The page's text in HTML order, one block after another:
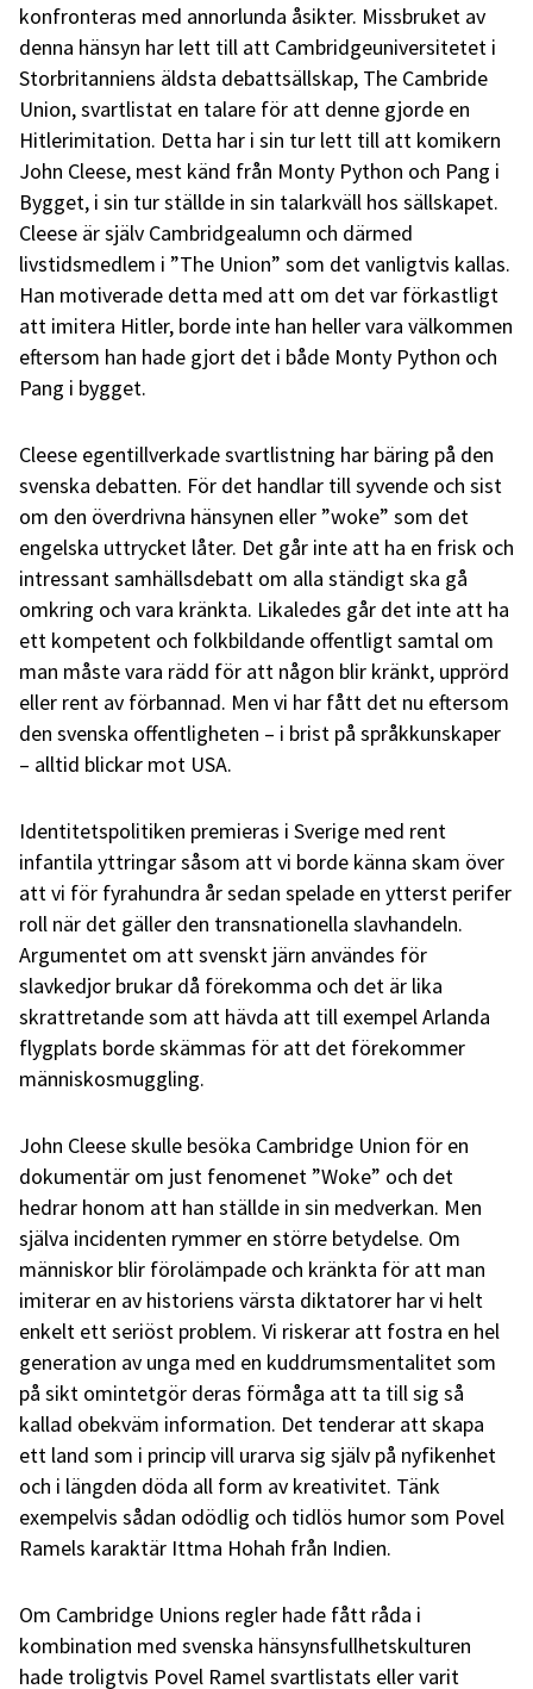
konfronteras med annorlunda åsikter. Missbruket av
denna hänsyn har lett till att Cambridgeuniversitetet i
Storbritanniens äldsta debattsällskap, The Cambride
Union, svartlistat en talare för att denne gjorde en
Hitlerimitation. Detta har i sin tur lett till att komikern
John Cleese, mest känd från Monty Python och Pang i
Bygget, i sin tur ställde in sin talarkväll hos sällskapet.
Cleese är själv Cambridgealumn och därmed
livstidsmedlem i ”The Union” som det vanligtvis kallas.
Han motiverade detta med att om det var förkastligt
att imitera Hitler, borde inte han heller vara välkommen
eftersom han hade gjort det i både Monty Python och
Pang i bygget.
Cleese egentillverkade svartlistning har bäring på den
svenska debatten. För det handlar till syvende och sist
om den överdrivna hänsynen eller ”woke” som det
engelska uttrycket låter. Det går inte att ha en frisk och
intressant samhällsdebatt om alla ständigt ska gå
omkring och vara kränkta. Likaledes går det inte att ha
ett kompetent och folkbildande offentligt samtal om
man måste vara rädd för att någon blir kränkt, upprörd
eller rent av förbannad. Men vi har fått det nu eftersom
den svenska offentligheten – i brist på språkkunskaper
– alltid blickar mot USA.
Identitetspolitiken premieras i Sverige med rent
infantila yttringar såsom att vi borde känna skam över
att vi för fyrahundra år sedan spelade en ytterst perifer
roll när det gäller den transnationella slavhandeln.
Argumentet om att svenskt järn användes för
slavkedjor brukar då förekomma och det är lika
skrattretande som att hävda att till exempel Arlanda
flygplats borde skämmas för att det förekommer
människosmuggling.
John Cleese skulle besöka Cambridge Union för en
dokumentär om just fenomenet ”Woke” och det
hedrar honom att han ställde in sin medverkan. Men
själva incidenten rymmer en större betydelse. Om
människor blir förolämpade och kränkta för att man
imiterar en av historiens värsta diktatorer har vi helt
enkelt ett seriöst problem. Vi riskerar att fostra en hel
generation av unga med en kuddrumsmentalitet som
på sikt omintetgör deras förmåga att ta till sig så
kallad obekväm information. Det tenderar att skapa
ett land som i princip vill urarva sig själv på nyfikenhet
och i längden döda all form av kreativitet. Tänk
exempelvis sådan odödlig och tidlös humor som Povel
Ramels karaktär Ittma Hohah från Indien.
Om Cambridge Unions regler hade fått råda i
kombination med svenska hänsynsfullhetskulturen
hade troligtvis Povel Ramel svartlistats eller varit